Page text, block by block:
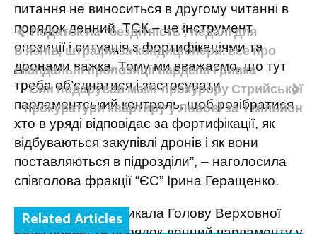
питання не виноситься в другому читанні в
порядок денний. ТСК – це інструмент
опозиції і ситуація з фортифікаціями та
дронами важка. Тому ми вважаємо, що тут
треба об’єднатися і застосувати
парламентський контроль, щоб розібратися
хто в уряді відповідає за фортифікації, як
відбуваються закупівлі дронів і як вони
поставляються в підрозділи”, – наголосила
співголова фракції “ЄС” Ірина Геращенко.
Марія Іонова закликала Голову Верховної
Навігація
записів
Податок на “бездітність”, педалі для
в’язнів, штрафи за кондиціонери: все про
скандальні пропозиції нардепа Гривка
Син подарував мамі-прокурору Стрийської
прокуратури квартиру у Львові за 1 мільйон
Related Articles